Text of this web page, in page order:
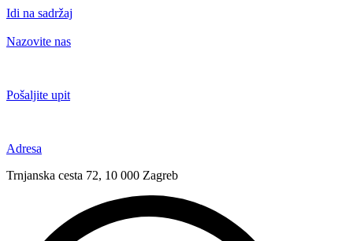
Idi na sadržaj
Nazovite nas
Pošaljite upit
Adresa
Trnjanska cesta 72, 10 000 Zagreb